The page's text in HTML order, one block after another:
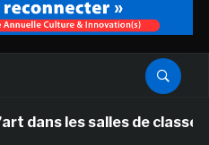
salles de classe des